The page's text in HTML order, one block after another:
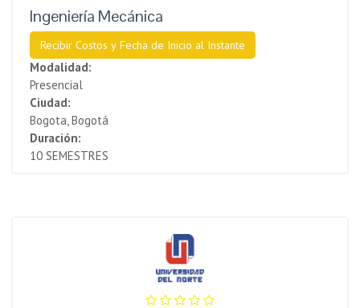
Ingeniería Mecánica
Recibir Costos y Fecha de Inicio al Instante
Modalidad:
Presencial
Ciudad:
Bogota, Bogotá
Duración:
10 SEMESTRES